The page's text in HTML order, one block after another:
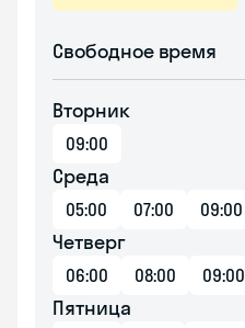
Свободное время
Вторник
09:00
Среда
05:00 07:00 09:00
Четверг
06:00 08:00 09:00
Пятница